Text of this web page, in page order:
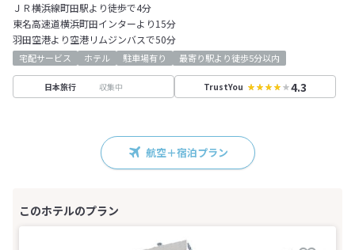
ＪＲ横浜線町田駅より徒歩で4分
東名高速道横浜町田インターより15分
羽田空港より空港リムジンバスで50分
宅配サービス ホテル 駐車場有り 最寄り駅より徒歩5分以内
日本旅行 収集中 TrustYou 4.3
航空＋宿泊プラン